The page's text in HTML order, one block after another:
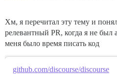
Хм, я перечитал эту тему и
релевантный PR, когда я не был
меня было время писать код
github.com/discourse/discourse